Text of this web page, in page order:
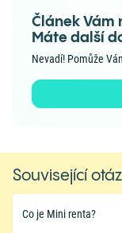
Článek Vám
Máte další
Nevadí! Pomůže
Související
Co je Mini renta?